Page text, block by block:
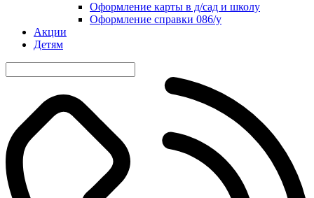
Оформление карты в д/сад и школу
Оформление справки 086/у
Акции
Детям